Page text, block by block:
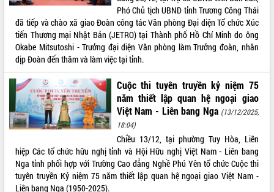
Trình diễn nghệ thuật chế biến các
món ăn từ sầu riêng
Đắk Lắk công bố Quy hoạch và xúc
Ngành cá ngừ Đắk Lắk chủ động thích
ứng để giữ vững thị trường xuất khẩu
Diễn đàn Kinh tế tư nhân Việt Nam đột
phá cơ chế - Hợp tác công tư
Đề án 06 tạo bước ngoặt đột phá trong
cải cách hành chính tỉnh Đắk Lắk
Kết nối tour, đẩy mạnh chuyển đổi số
để phát triển du lịch Đắk Lắk
Phó Chủ tịch UBND tỉnh Trương Công Thái
đã tiếp và chào xã giao Đoàn công tác Văn phòng Đại diện Tổ chức Xúc
tiến Thương mại Nhật Bản (JETRO) tại Thành phố Hồ Chí Minh do ông
Okabe Mitsutoshi - Trưởng đại diện Văn phòng làm Trưởng đoàn, nhân
dịp Đoàn đến thăm và làm việc tại tỉnh.
Cuộc thi tuyên truyền kỷ niệm 75
năm thiết lập quan hệ ngoại giao
Việt Nam - Liên bang Nga (13/12/2025,
18:04)
Chiều 13/12, tại phường Tuy Hòa, Liên
hiệp Các tổ chức hữu nghị tỉnh và Hội Hữu nghị Việt Nam - Liên bang
Nga tỉnh phối hợp với Trường Cao đẳng Nghề Phú Yên tổ chức Cuộc thi
tuyên truyền Kỷ niệm 75 năm thiết lập quan hệ ngoại giao Việt Nam -
Liên bang Nga (1950-2025).